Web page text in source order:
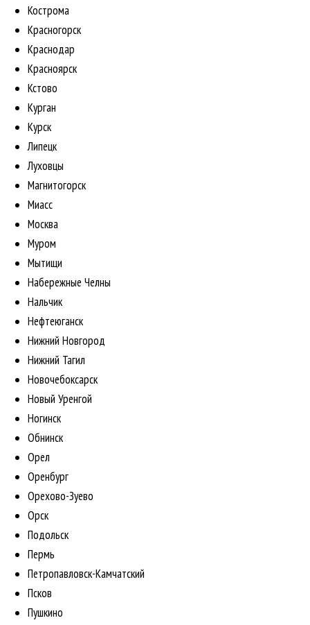
Кострома
Красногорск
Краснодар
Красноярск
Кстово
Курган
Курск
Липецк
Луховцы
Магнитогорск
Миасс
Москва
Муром
Мытищи
Набережные Челны
Нальчик
Нефтеюганск
Нижний Новгород
Нижний Тагил
Новочебоксарск
Новый Уренгой
Ногинск
Обнинск
Орел
Оренбург
Орехово-Зуево
Орск
Подольск
Пермь
Петропавловск-Камчатский
Псков
Пушкино